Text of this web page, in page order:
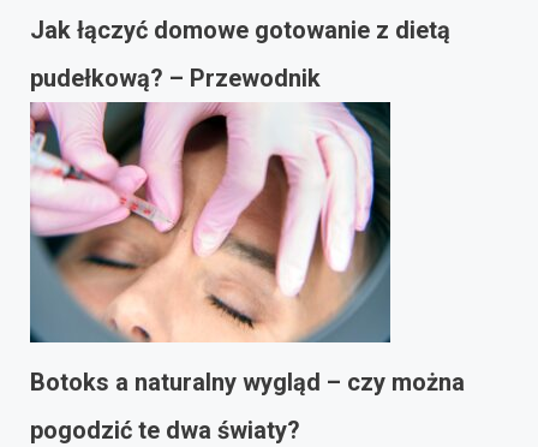
Jak łączyć domowe gotowanie z dietą
pudełkową? – Przewodnik
Botoks a naturalny wygląd – czy można
pogodzić te dwa światy?